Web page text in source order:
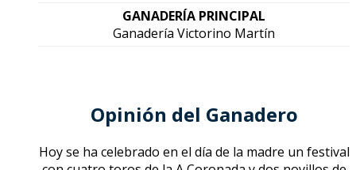
GANADERÍA PRINCIPAL
Ganadería Victorino Martín
Opinión del Ganadero
Hoy se ha celebrado en el día de la madre un festival